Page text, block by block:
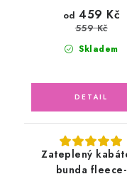
Skladem
od 459 Kč
559 Kč
Zateplený kabátek,
bunda fleece-